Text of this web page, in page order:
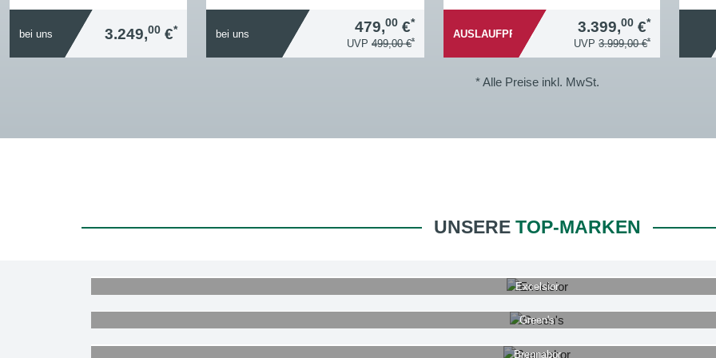
bei uns 3.249,00 €* bei uns 479,00 €*
UVP 499,00 €*
AUSLAUFPREIS 3.399,00 €*
UVP 3.999,00 €*
* Alle Preise inkl. MwSt.
UNSERE TOP-MARKEN
Excelsior
Green's
Brennabor